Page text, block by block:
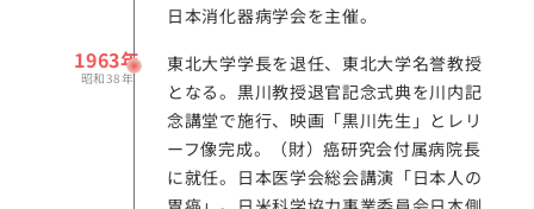
日本消化器病学会を主催。
1963年
昭和38年
東北大学学長を退任、東北大学名誉教授
となる。黒川教授退官記念式典を川内記
念講堂で施行、映画「黒川先生」とレリ
ーフ像完成。（財）癌研究会付属病院長
に就任。日本医学会総会講演「日本人の